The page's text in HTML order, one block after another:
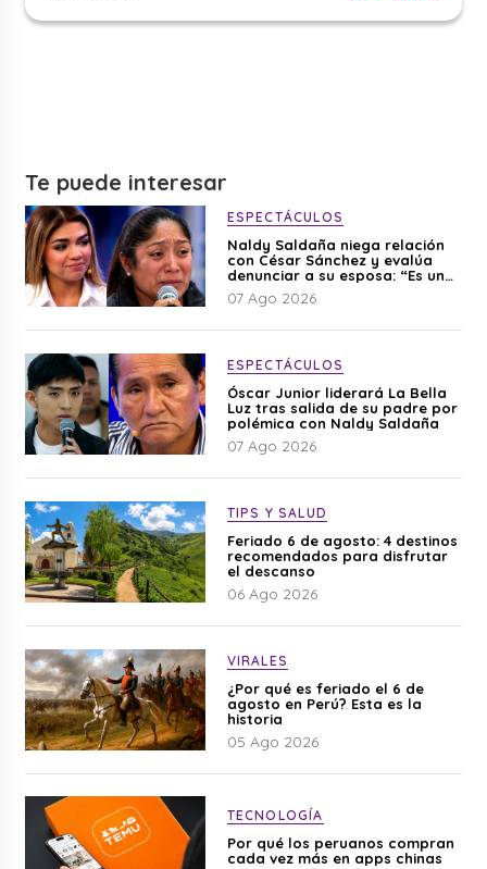
Te puede interesar
ESPECTÁCULOS
Naldy Saldaña niega relación
con César Sánchez y evalúa
denunciar a su esposa: “Es una
difamación”
07 Ago 2026
ESPECTÁCULOS
Óscar Junior liderará La Bella
Luz tras salida de su padre por
polémica con Naldy Saldaña
07 Ago 2026
TIPS Y SALUD
Feriado 6 de agosto: 4 destinos
recomendados para disfrutar
el descanso
06 Ago 2026
VIRALES
¿Por qué es feriado el 6 de
agosto en Perú? Esta es la
historia
05 Ago 2026
TECNOLOGÍA
Por qué los peruanos compran
cada vez más en apps chinas